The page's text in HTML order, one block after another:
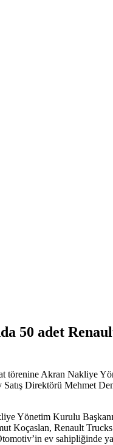
50 adet
törenine Akran Nakliye
Direktörü Mehmet
Yönetim Kurulu
Koçaslan, Renault
ev sahipliğinde